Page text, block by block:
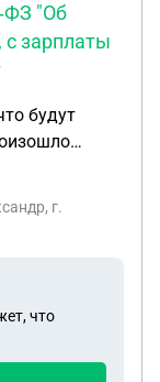
"Об
с зарплаты
будут
— 13 093 и
он поделил
с
(КВД 1)
г.
что